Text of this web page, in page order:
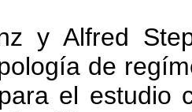
y Alfred
de
el estudio